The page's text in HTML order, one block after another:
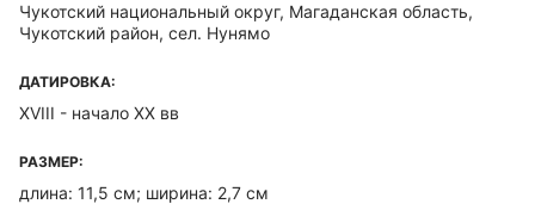
Чукотский национальный округ, Магаданская область,
Чукотский район, сел. Нунямо
ДАТИРОВКА:
XVIII - начало XX вв
РАЗМЕР:
длина: 11,5 см; ширина: 2,7 см